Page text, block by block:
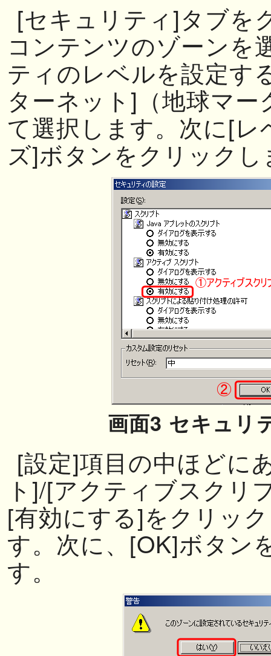
[セキュリティ]タブを
コンテンツのゾーンを
ティのレベルを設定す
ターネット]（地球マ
て選択します。次に[
ズ]ボタンをクリックし
画面3 セキュリ
[設定]項目の中ほどに
ト]/[アクティブスクリ
[有効にする]をクリッ
す。次に、[OK]ボタン
す。